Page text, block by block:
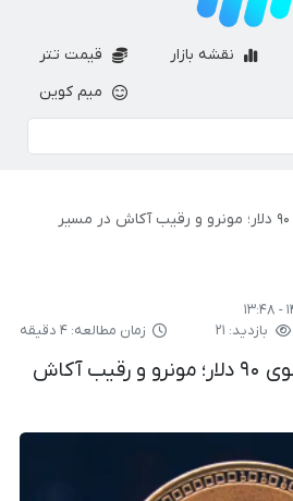
نقشه بازار
قیمت تتر
میم کوین
جهش لایتکوین به سوی ۹۰ دلار؛ مونرو و رقیب آکاش در مسیر
بازدید: ۲۱
زمان مطالعه: ۴ دقیقه
جهش لایتکوین به سوی ۹۰ دلار؛ مونرو و رقیب آکاش